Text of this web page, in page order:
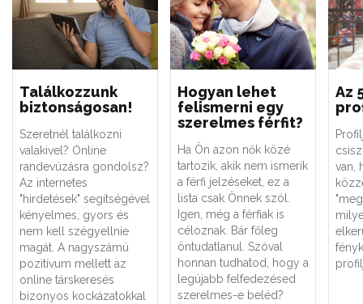
Találkozzunk
biztonságosan!
Szeretnél találkozni
valakivel? Online
randevúzásra gondolsz?
Az internetes
"hirdetések" segítségével
kényelmes, gyors és
nem kell szégyellnie
magát. A nagyszámú
pozitívum mellett az
online társkeresés
bizonyos kockázatokkal
Hogyan lehet
felismerni egy
szerelmes férfit?
Ha Ön azon nők közé
tartozik, akik nem ismerik
a férfi jelzéseket, ez a
lista csak Önnek szól.
Igen, még a férfiak is
céloznak. Bár főleg
öntudatlanul. Szóval
honnan tudhatod, hogy a
legújabb felfedezésed
szerelmes-e beléd?
Az
van,